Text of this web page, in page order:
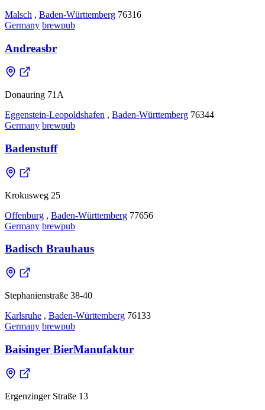
Malsch , Baden-Württemberg 76316
Germany brewpub
Andreasbr
Donauring 71A
Eggenstein-Leopoldshafen , Baden-Württemberg 76344
Germany brewpub
Badenstuff
Krokusweg 25
Offenburg , Baden-Württemberg 77656
Germany brewpub
Badisch Brauhaus
Stephanienstraße 38-40
Karlsruhe , Baden-Württemberg 76133
Germany brewpub
Baisinger BierManufaktur
Ergenzinger Straße 13